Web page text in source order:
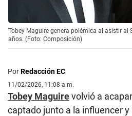
Tobey Maguire genera polémica al asistir al
años. (Foto: Composición)
PorRedacción EC
11/02/2026, 11:08 a.m.
Tobey Maguirevolvió a
captado junto a la influencer